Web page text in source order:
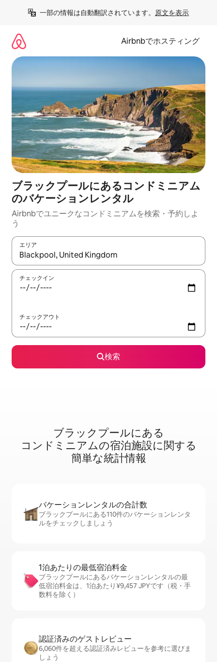
一部の情報は自動翻訳されています。 原文を表示
Airbnbでホスティング
ブラックプールにあるコンドミニアム
のバケーションレンタル
Airbnbでユニークなコンドミニアムを検索・予約しよ
う
エリア
検索結果が表示されたら、上下の矢印キーを使って移動するか
チェックイン
チェックアウト
検索
ブラックプールに⁠あ⁠る
コ⁠ン⁠ド⁠ミ⁠ニ⁠ア⁠ム⁠の宿⁠泊⁠施⁠設⁠に関⁠す⁠る
簡⁠単⁠な統⁠計⁠情⁠報
バケーションレ⁠ン⁠タ⁠ル⁠の合⁠計⁠数
ブラックプールにある110件のバケーションレンタ
ルをチェックしましょう
1泊あたりの最⁠低⁠宿⁠泊⁠料⁠金
ブラックプールにあるバケーションレンタルの最
低宿泊料金は、1泊あたり¥9,457 JPYです（税・手
数料を除く）
認証済みのゲ⁠ス⁠ト⁠レ⁠ビ⁠ュ⁠ー
6,060件を超える認証済みレビューを参考に選びま
しょう